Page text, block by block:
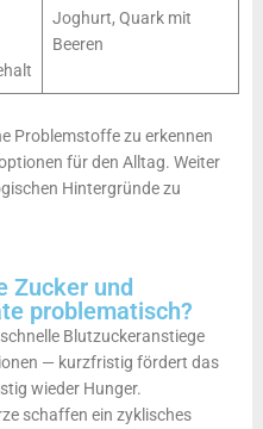
Joghurt, Quark mit
Beeren
Problemstoffe zu erkennen
für den Alltag. Weiter
Hintergründe zu
Zucker und
problematisch?
Blutzuckeranstiege
— kurzfristig fördert das
wieder Hunger.
schaffen ein zyklisches